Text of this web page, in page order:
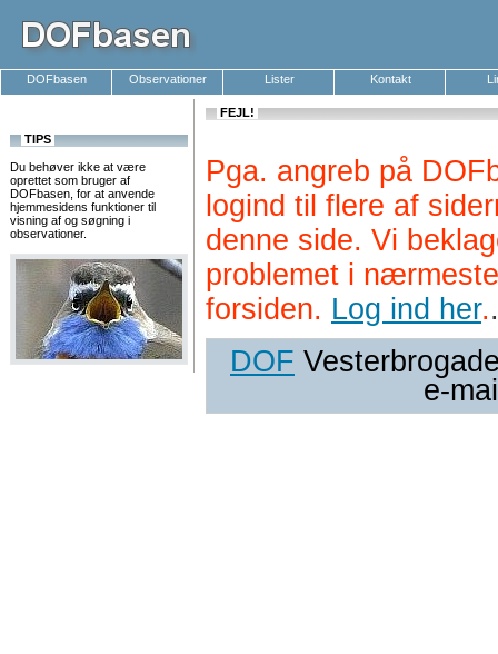
DOFbasen Observationer Lister Kontakt
TIPS
Du behøver ikke at være
oprettet som bruger af
DOFbasen, for at anvende
hjemmesidens funktioner til
visning af og søgning i
observationer.
FEJL!
Pga. angreb på
logind til flere af
denne side. Vi
problemet i
forsiden. Log ind her..
DOF
e-